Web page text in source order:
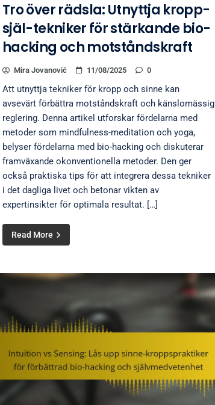
Tro över rädsla: Utnyttja kropp-
själ-tekniker för stärkande bio-
hacking och motståndskraft
Mira Jovanović 11/08/2025 0
Att utnyttja tekniker för kropp och sinne kan
avsevärt förbättra motståndskraft och känslomässig
reglering. Denna artikel utforskar fördelarna med
metoder som mindfulness-meditation och yoga,
belyser fördelarna med bio-hacking och diskuterar
framväxande okonventionella metoder. Den ger
också praktiska tips för att integrera dessa tekniker
i det dagliga livet och betonar vikten av
expertinsikter för optimala resultat. […]
Read More